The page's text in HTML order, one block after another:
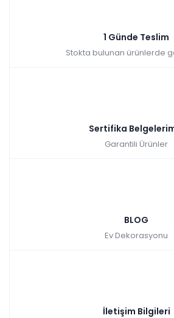
1 Günde Teslim
Stokta bulunan ürünlerde
Sertifika
Garantili Ürünler
BLOG
Ev Dekorasyonu
İletişim Bilgileri